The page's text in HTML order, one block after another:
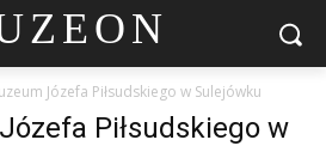
Józefa Piłsudskiego w Sulejówku
Piłsudskiego w